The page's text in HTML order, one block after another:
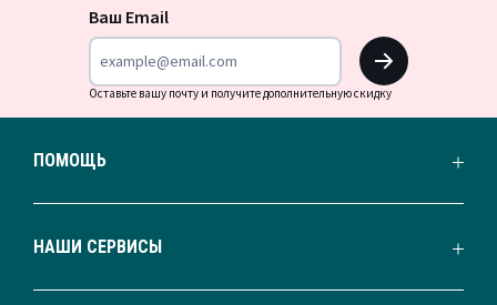
Ваш Email
OK
Оставьте вашу почту и получите дополнительную скидку
ПОМОЩЬ
НАШИ СЕРВИСЫ